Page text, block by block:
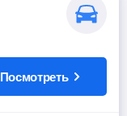
Посмотреть